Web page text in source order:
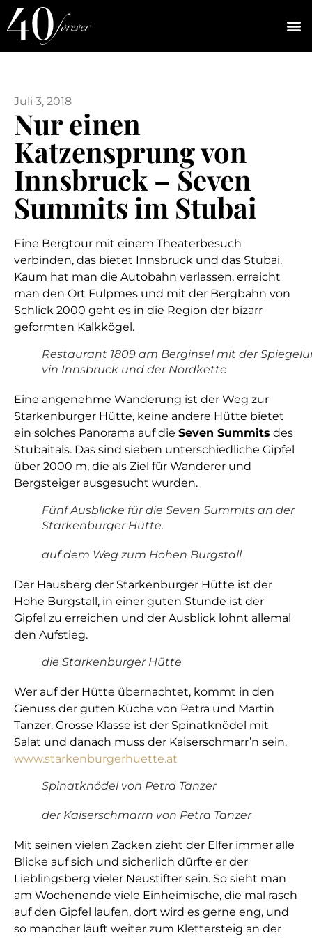
Juli 3, 2018
Nur einen
Katzensprung von
Innsbruck – Seven
Summits im Stubai
Eine Bergtour mit einem Theaterbesuch
verbinden, das bietet Innsbruck und das Stubai.
Kaum hat man die Autobahn verlassen, erreicht
man den Ort Fulpmes und mit der Bergbahn von
Schlick 2000 geht es in die Region der bizarr
geformten Kalkkögel.
Restaurant 1809 am Berginsel mit der
vin Innsbruck und der Nordkette
Eine angenehme Wanderung ist der Weg zur
Starkenburger Hütte, keine andere Hütte bietet
ein solches Panorama auf die Seven Summits des
Stubaitals. Das sind sieben unterschiedliche Gipfel
über 2000 m, die als Ziel für Wanderer und
Bergsteiger ausgesucht wurden.
Fünf Ausblicke für die Seven Summits an der
Starkenburger Hütte.
auf dem Weg zum Hohen Burgstall
Der Hausberg der Starkenburger Hütte ist der
Hohe Burgstall, in einer guten Stunde ist der
Gipfel zu erreichen und der Ausblick lohnt allemal
den Aufstieg.
die Starkenburger Hütte
Wer auf der Hütte übernachtet, kommt in den
Genuss der guten Küche von Petra und Martin
Tanzer. Grosse Klasse ist der Spinatknödel mit
Salat und danach muss der Kaiserschmarr’n sein.
www.starkenburgerhuette.at
Spinatknödel von Petra Tanzer
der Kaiserschmarrn von Petra Tanzer
Mit seinen vielen Zacken zieht der Elfer immer alle
Blicke auf sich und sicherlich dürfte er der
Lieblingsberg vieler Neustifter sein. So sieht man
am Wochenende viele Einheimische, die mal rasch
auf den Gipfel laufen, dort wird es gerne eng, und
so mancher läuft weiter zum Klettersteig an der